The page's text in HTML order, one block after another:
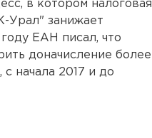
в котором налоговая
Урал" занижает
ЕАН писал, что
доначисление более
начала 2017 и до